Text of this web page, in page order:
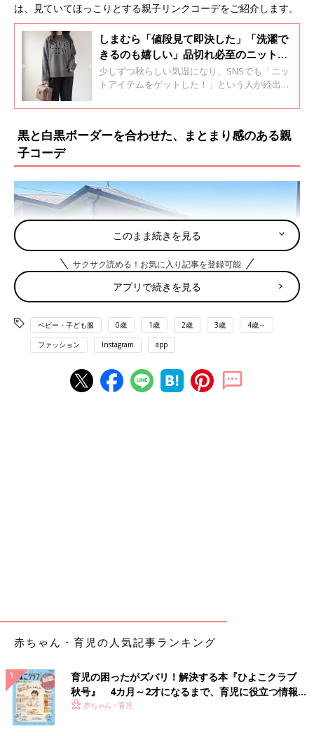
は、見ていてほっこりとする親子リンクコーデをご紹介します。
しまむら「値段見て即決した」「洗濯で
きるのも嬉しい」品切れ必至のニットア
イテム4選
少しずつ秋らしい気温になり、SNSでも「ニッ
トアイテムをゲットした！」という人が続出。
販売されている、話題のニットアイテムをご紹
黒と白黒ボーダーを合わせた、まとまり感のある親
子コーデ
家族みんなでモノトーンとラインを合わせた、仲良
しコーデ！
このまま続きを見る
サクサク読める！お気に入り記事を登録可能
アプリで続きを見る
ベビー・子ども服 0歳 1歳 2歳 3歳 4歳～
ファッション Instagram app
赤ちゃん・育児の人気記事ランキング
育児の困ったがズバリ！解決する本『ひよこクラブ
秋号』 4カ月～2才になるまで、育児に役立つ情報が
いっぱい！
赤ちゃん・育児